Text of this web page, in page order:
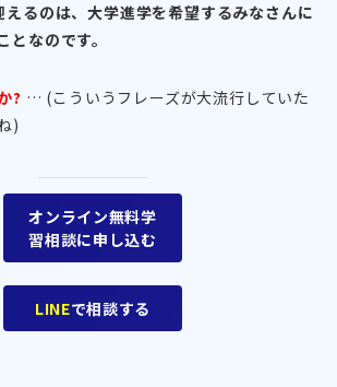
るのは、大学進学を希望するみなさんに
となのです。
? … (こういうフレーズが大流行していた
)
オンライン無料学
習相談に申し込む
LINEで相談する